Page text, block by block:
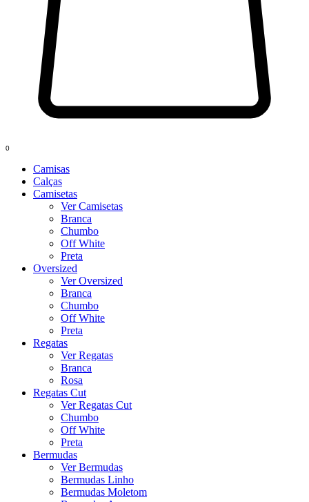
0
Camisas
Calças
Camisetas
Ver Camisetas
Branca
Chumbo
Off White
Preta
Oversized
Ver Oversized
Branca
Chumbo
Off White
Preta
Regatas
Ver Regatas
Branca
Rosa
Regatas Cut
Ver Regatas Cut
Chumbo
Off White
Preta
Bermudas
Ver Bermudas
Bermudas Linho
Bermudas Moletom